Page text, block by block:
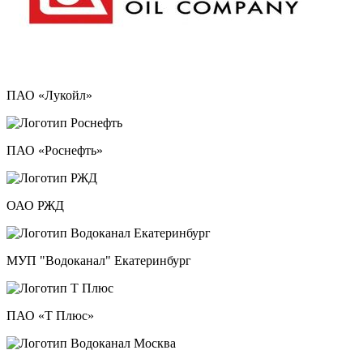
ПАО «Лукойл»
ПАО «Роснефть»
ОАО РЖД
МУП "Водоканал" Екатеринбург
ПАО «Т Плюс»